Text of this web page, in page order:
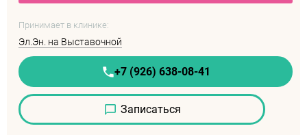
Принимает в клинике:
Эл.Эн. на Выставочной
+7 (926) 638-08-41
Записаться